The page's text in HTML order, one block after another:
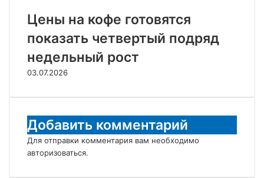
Цены на кофе готовятся
показать четвертый подряд
недельный рост
03.07.2026
Добавить комментарий
Для отправки комментария вам необходимо
авторизоваться.